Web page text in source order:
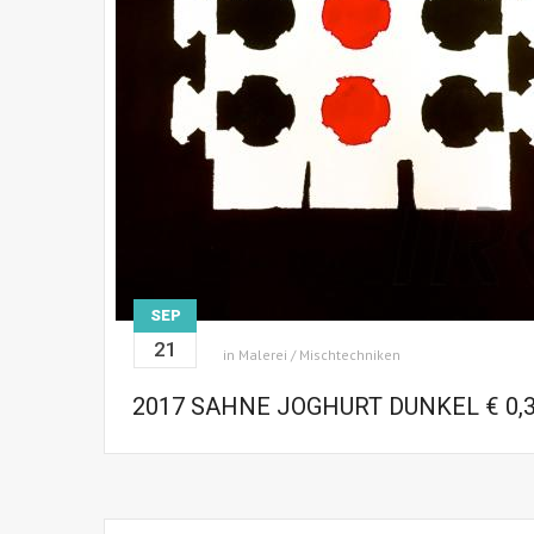
SEP
21 in Malerei / Mischtechniken
2017 SAHNE JOGHURT DUNKEL €